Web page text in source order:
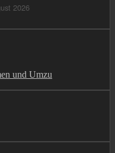
und Umzu